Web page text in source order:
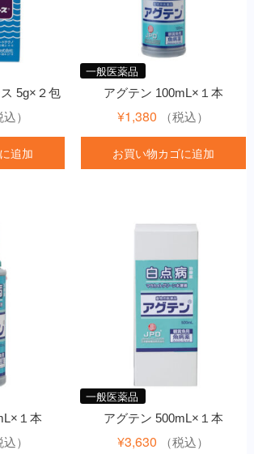
5g×２包
込）
追加
一般医薬品
アグテン 100mL×１本
¥1,380 （税込）
お買い物カゴに追加
１本
込）
一般医薬品
アグテン 500mL×１本
¥3,630 （税込）